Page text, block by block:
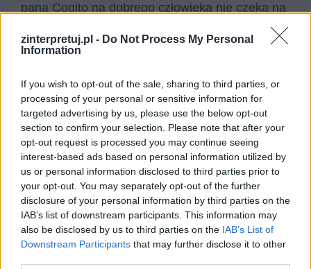
zinterpretuj.pl - Do Not Process My Personal
Information
If you wish to opt-out of the sale, sharing to third parties, or
processing of your personal or sensitive information for
targeted advertising by us, please use the below opt-out
section to confirm your selection. Please note that after your
opt-out request is processed you may continue seeing
interest-based ads based on personal information utilized by
us or personal information disclosed to third parties prior to
your opt-out. You may separately opt-out of the further
disclosure of your personal information by third parties on the
IAB’s list of downstream participants. This information may
also be disclosed by us to third parties on the IAB’s List of
Downstream Participants that may further disclose it to other
pana Cogito na dobrego człowieka nie czeka na
jest za to celem samo w sobie. Godne
zatem bezinteresowne.
Pan Cogito nakazuje, by opisywany przez niego
system wartości stosować zawsze,bez
względu na okoliczności– trudne czasy nie są
usprawiedliwieniem, by przestać właściwie żyć.
Zawiera ten wniosek w słowach “idź
wyprostowany wśród tych co na kolanach”, co
sugeruje, że nawet gdy inni upadają pod